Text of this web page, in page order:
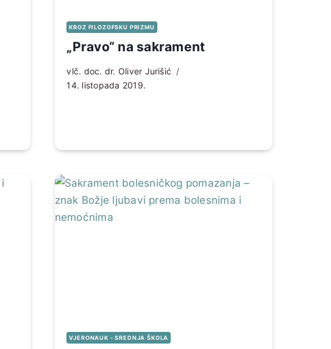
KROZ FILOZOFSKU PRIZMU
„Pravo“ na sakrament
vlč. doc. dr. Oliver Jurišić
14. listopada 2019.
VJERONAUK - SREDNJA ŠKOLA